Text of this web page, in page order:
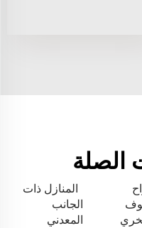
الصلة
المنازل ذات
الجانب
المعدني